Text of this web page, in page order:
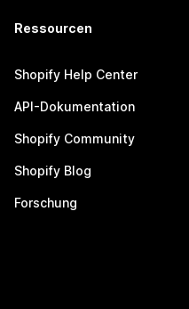
Ressourcen
Shopify Help Center
API-Dokumentation
Shopify Community
Shopify Blog
Forschung